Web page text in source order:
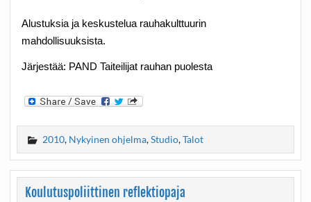
Alustuksia ja keskustelua rauhakulttuurin
mahdollisuuksista.
Järjestää: PAND Taiteilijat rauhan puolesta
2010, Nykyinen ohjelma,Studio,Talot
Koulutuspoliittinen reflektiopaja